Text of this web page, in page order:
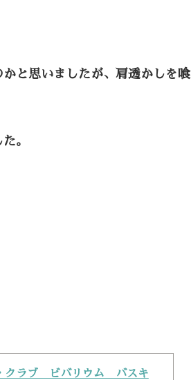
と思いましたが、肩透かしを喰
。
クラブ ビバリウム バスキ